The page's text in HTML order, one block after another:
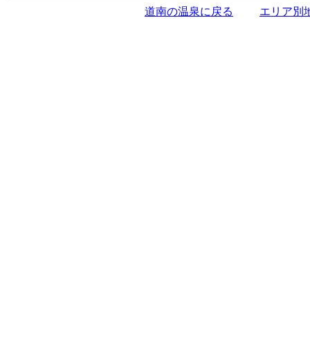
道南の温泉に戻る エリア別